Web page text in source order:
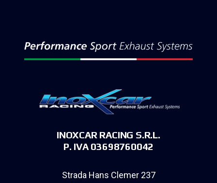
INOXCAR RACING S.R.L.
P. IVA 03698760042
Strada Hans Clemer 237